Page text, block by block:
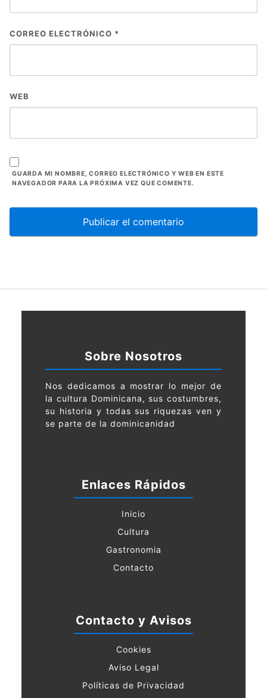
CORREO ELECTRÓNICO *
WEB
GUARDA MI NOMBRE, CORREO ELECTRÓNICO Y WEB EN ESTE
NAVEGADOR PARA LA PRÓXIMA VEZ QUE COMENTE.
Sobre Nosotros
Nos dedicamos a mostrar lo mejor de
la cultura Dominicana, sus costumbres,
su historia y todas sus riquezas ven y
se parte de la dominicanidad
Enlaces Rápidos
Inicio
Cultura
Gastronomia
Contacto
Contacto y Avisos
Cookies
Aviso Legal
Políticas de Privacidad